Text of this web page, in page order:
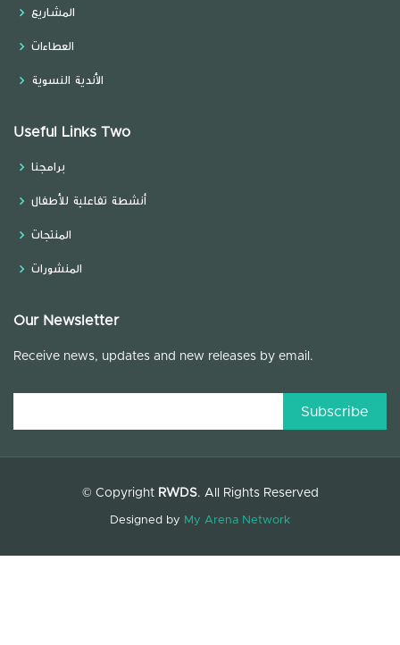
المشاريع
العطاءات
الأندية النسوية
Useful Links Two
برامجنا
أنشطة تفاعلية للأطفال
المنتجات
المنشورات
Our Newsletter
Receive news, updates and new releases by email.
© Copyright RWDS. All Rights Reserved
Designed by My Arena Network